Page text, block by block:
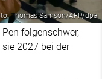
Thomas Samson/AFP/dpa
folgenschwer,
2027 bei der